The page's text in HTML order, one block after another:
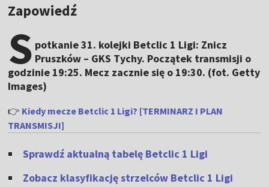
Zapowiedź
S potkanie 31. kolejki Betclic 1 Ligi: Znicz
Pruszków – GKS Tychy. Początek transmisji o
godzinie 19:25. Mecz zacznie się o 19:30. (fot. Getty
Images)
👉 Kiedy mecze Betclic 1 Ligi? [TERMINARZ I PLAN
TRANSMISJI]
Sprawdź aktualną tabelę Betclic 1 Ligi
Zobacz klasyfikację strzelców Betclic 1 Ligi